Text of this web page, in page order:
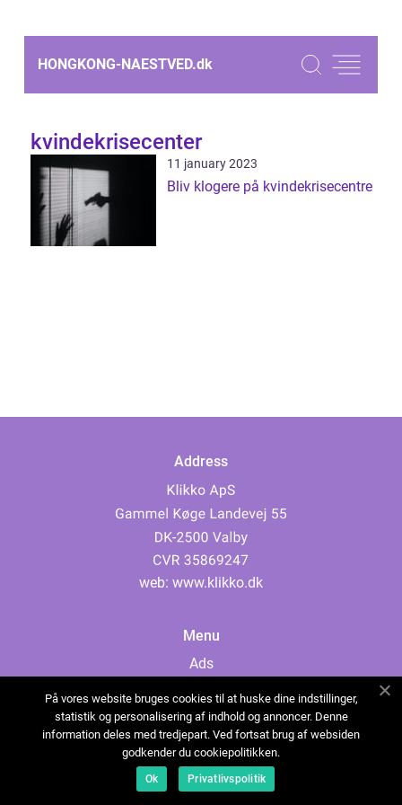
HONGKONG-NAESTVED.dk
kvindekrisecenter
11 january 2023
Bliv klogere på kvindekrisecentre
Address
web: www.klikko.dk
Menu
Ads
Cookies
Contact
Sitemap
På vores website bruges cookies til at huske dine indstillinger,
statistik og personalisering af indhold og annoncer. Denne
information deles med tredjepart. Ved fortsat brug af websiden
godkender du cookiepolitikken.
Ok Privatlivspolitik